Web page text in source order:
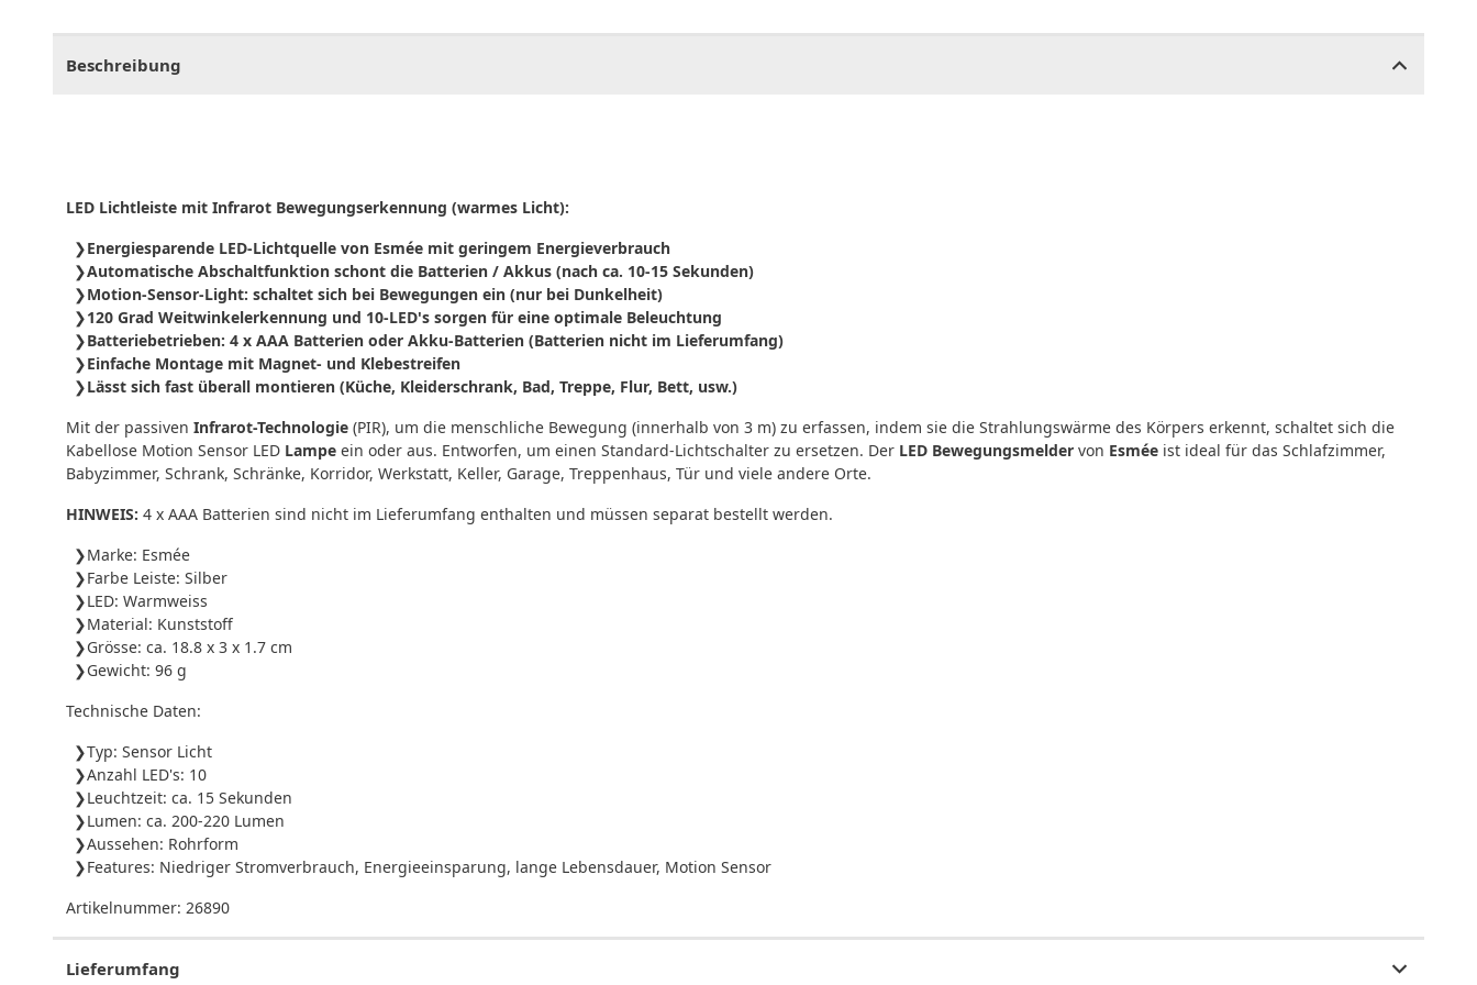
Beschreibung
LED Lichtleiste mit Infrarot Bewegungserkennung (warmes Licht):
Energiesparende LED-Lichtquelle von Esmée mit geringem Energieverbrauch
Automatische Abschaltfunktion schont die Batterien / Akkus (nach ca. 10-15 Sekunden)
Motion-Sensor-Light: schaltet sich bei Bewegungen ein (nur bei Dunkelheit)
120 Grad Weitwinkelerkennung und 10-LED's sorgen für eine optimale Beleuchtung
Batteriebetrieben: 4 x AAA Batterien oder Akku-Batterien (Batterien nicht im Lieferumfang)
Einfache Montage mit Magnet- und Klebestreifen
Lässt sich fast überall montieren (Küche, Kleiderschrank, Bad, Treppe, Flur, Bett, usw.)
Mit der passiven Infrarot-Technologie (PIR), um die menschliche Bewegung (innerhalb von 3 m) zu erfassen, indem sie die Strahlungswärme des Körpers erkennt, schaltet sich die
Kabellose Motion Sensor LED Lampe ein oder aus. Entworfen, um einen Standard-Lichtschalter zu ersetzen. Der LED Bewegungsmelder von Esmée ist ideal für das Schlafzimmer,
Babyzimmer, Schrank, Schränke, Korridor, Werkstatt, Keller, Garage, Treppenhaus, Tür und viele andere Orte.
HINWEIS: 4 x AAA Batterien sind nicht im Lieferumfang enthalten und müssen separat bestellt werden.
Marke: Esmée
Farbe Leiste: Silber
LED: Warmweiss
Material: Kunststoff
Grösse: ca. 18.8 x 3 x 1.7 cm
Gewicht: 96 g
Technische Daten:
Typ: Sensor Licht
Anzahl LED's: 10
Leuchtzeit: ca. 15 Sekunden
Lumen: ca. 200-220 Lumen
Aussehen: Rohrform
Features: Niedriger Stromverbrauch, Energieeinsparung, lange Lebensdauer, Motion Sensor
Artikelnummer: 26890
Lieferumfang